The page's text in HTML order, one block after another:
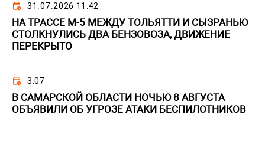
31.07.2026 11:42
НА ТРАССЕ М-5 МЕЖДУ ТОЛЬЯТТИ И СЫЗРАНЬЮ
СТОЛКНУЛИСЬ ДВА БЕНЗОВОЗА, ДВИЖЕНИЕ
ПЕРЕКРЫТО
3:07
В САМАРСКОЙ ОБЛАСТИ НОЧЬЮ 8 АВГУСТА
ОБЪЯВИЛИ ОБ УГРОЗЕ АТАКИ БЕСПИЛОТНИКОВ